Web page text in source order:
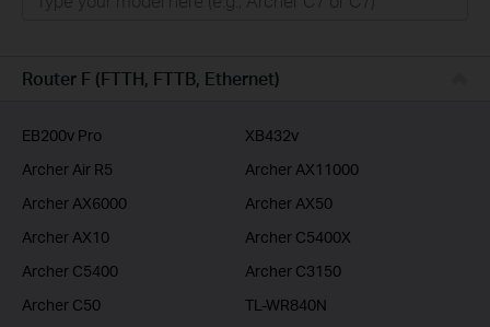
Business
Router F (FTTH, FTTB, Ethernet)
EB200v Pro
XB432v
Archer Air R5
Archer AX11000
Archer AX6000
Archer AX50
Archer AX10
Archer C5400X
Archer C5400
Archer C3150
Archer C50
TL-WR840N